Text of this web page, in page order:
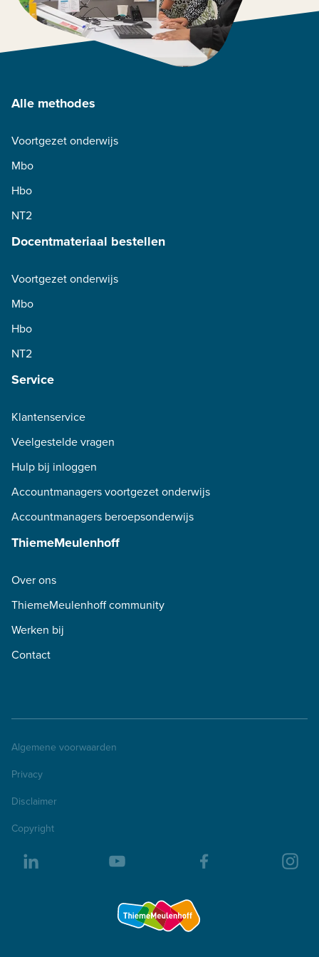
Alle methodes
Voortgezet onderwijs
Mbo
Hbo
NT2
Docentmateriaal bestellen
Voortgezet onderwijs
Mbo
Hbo
NT2
Service
Klantenservice
Veelgestelde vragen
Hulp bij inloggen
Accountmanagers voortgezet onderwijs
Accountmanagers beroepsonderwijs
ThiemeMeulenhoff
Over ons
ThiemeMeulenhoff community
Werken bij
Contact
Algemene voorwaarden
Privacy
Disclaimer
Copyright